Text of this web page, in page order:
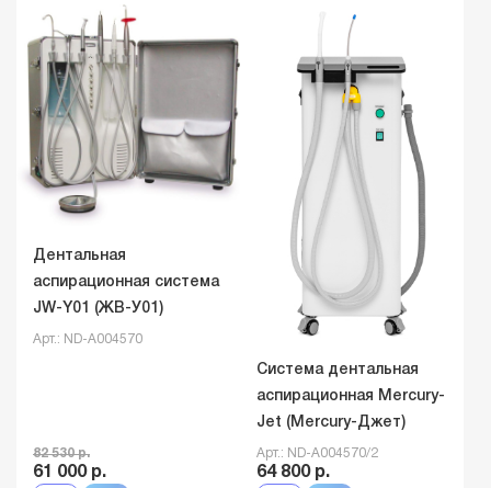
Дентальная
аспирационная система
JW-Y01 (ЖВ-У01)
Арт.: ND-A004570
82 530 р.
61 000 р.
Система дентальная
аспирационная Mercury-
Jet (Mercury-Джет)
Арт.: ND-A004570/2
64 800 р.